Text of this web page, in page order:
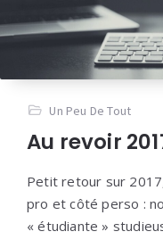
Un Peu De Tout
Au revoir
Petit retour sur
pro et côté perso :
« étudiante »